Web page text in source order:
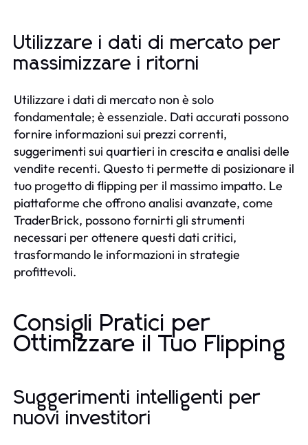
Utilizzare i dati di mercato per
massimizzare i ritorni
Utilizzare i dati di mercato non è solo
fondamentale; è essenziale. Dati accurati possono
fornire informazioni sui prezzi correnti,
suggerimenti sui quartieri in crescita e analisi delle
vendite recenti. Questo ti permette di posizionare il
tuo progetto di flipping per il massimo impatto. Le
piattaforme che offrono analisi avanzate, come
TraderBrick, possono fornirti gli strumenti
necessari per ottenere questi dati critici,
trasformando le informazioni in strategie
profittevoli.
Consigli Pratici per
Ottimizzare il Tuo Flipping
Suggerimenti intelligenti per
nuovi investitori